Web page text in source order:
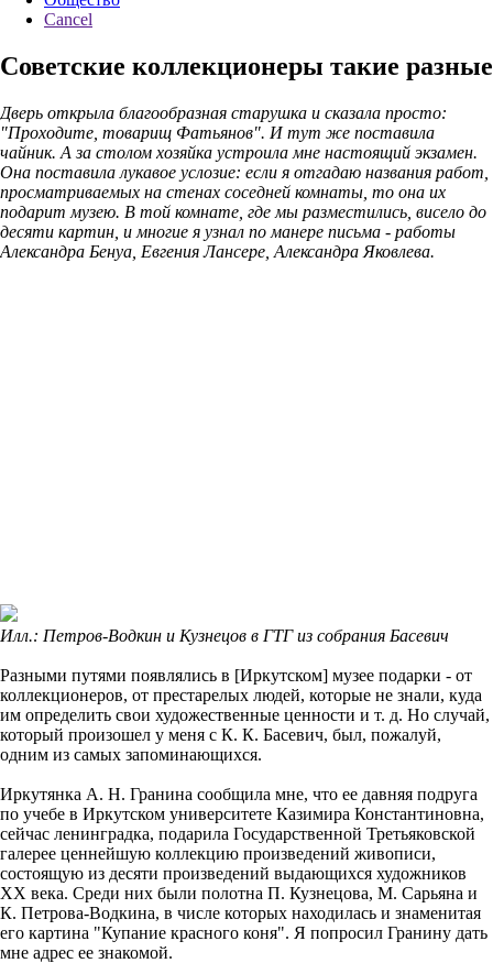
Cancel
Советские коллекционеры такие разные
Дверь открыла благообразная старушка и сказала просто:
"Проходите, товарищ Фатьянов". И тут же поставила
чайник. А за столом хозяйка устроила мне настоящий экзамен.
Она поставила лукавое услозие: если я отгадаю названия работ,
просматриваемых на стенах соседней комнаты, то она их
подарит музею. В той комнате, где мы разместились, висело до
десяти картин, и многие я узнал по манере письма - работы
Александра Бенуа, Евгения Лансере, Александра Яковлева.
Илл.: Петров-Водкин и Кузнецов в ГТГ из собрания Басевич
Разными путями появлялись в [Иркутском] музее подарки - от
коллекционеров, от престарелых людей, которые не знали, куда
им определить свои художественные ценности и т. д. Но случай,
который произошел у меня с К. К. Басевич, был, пожалуй,
одним из самых запоминающихся.
Иркутянка А. Н. Гранина сообщила мне, что ее давняя подруга
по учебе в Иркутском университете Казимира Константиновна,
сейчас ленинградка, подарила Государственной Третьяковской
галерее ценнейшую коллекцию произведений живописи,
состоящую из десяти произведений выдающихся художников
XX века. Среди них были полотна П. Кузнецова, М. Сарьяна и
К. Петрова-Водкина, в числе которых находилась и знаменитая
его картина "Купание красного коня". Я попросил Гранину дать
мне адрес ее знакомой.